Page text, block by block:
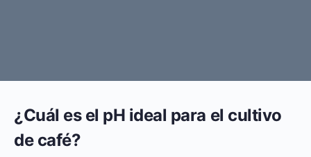
¿Cuál es el pH ideal para el cultivo
de café?